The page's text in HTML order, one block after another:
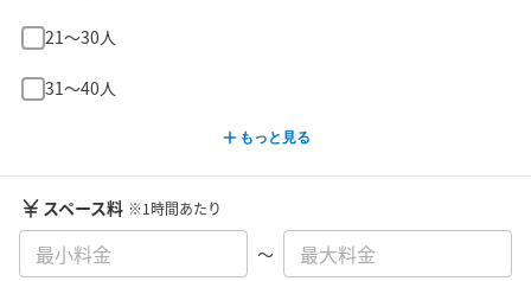
21〜30人
31〜40人
もっと見る
スペース料 ※1時間あたり
〜